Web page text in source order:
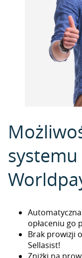
systemu
opłaceniu go
Brak prowizji
Sellasist!